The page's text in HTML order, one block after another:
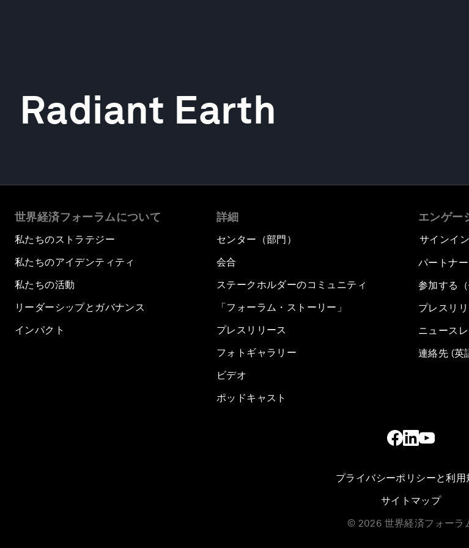
Radiant Earth
世界経済フォーラムについて
私たちのストラテジー
私たちのアイデンティティ
私たちの活動
リーダーシップとガバナンス
インパクト
詳細
センター（部門）
会合
ステークホルダーのコミュニティ
「フォーラム・ストーリー」
プレスリリース
フォトギャラリー
ビデオ
ポッドキャスト
エンゲー
サインイン
パートナ
参加する（
プレスリ
ニュース
連絡先 (英
プライバシーポリシーと利用
サイトマップ
© 2026 世界経済フォーラ